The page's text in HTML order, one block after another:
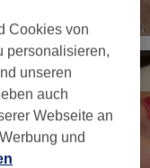
Cookies von
personalisieren,
unseren
auch
Webseite an
und